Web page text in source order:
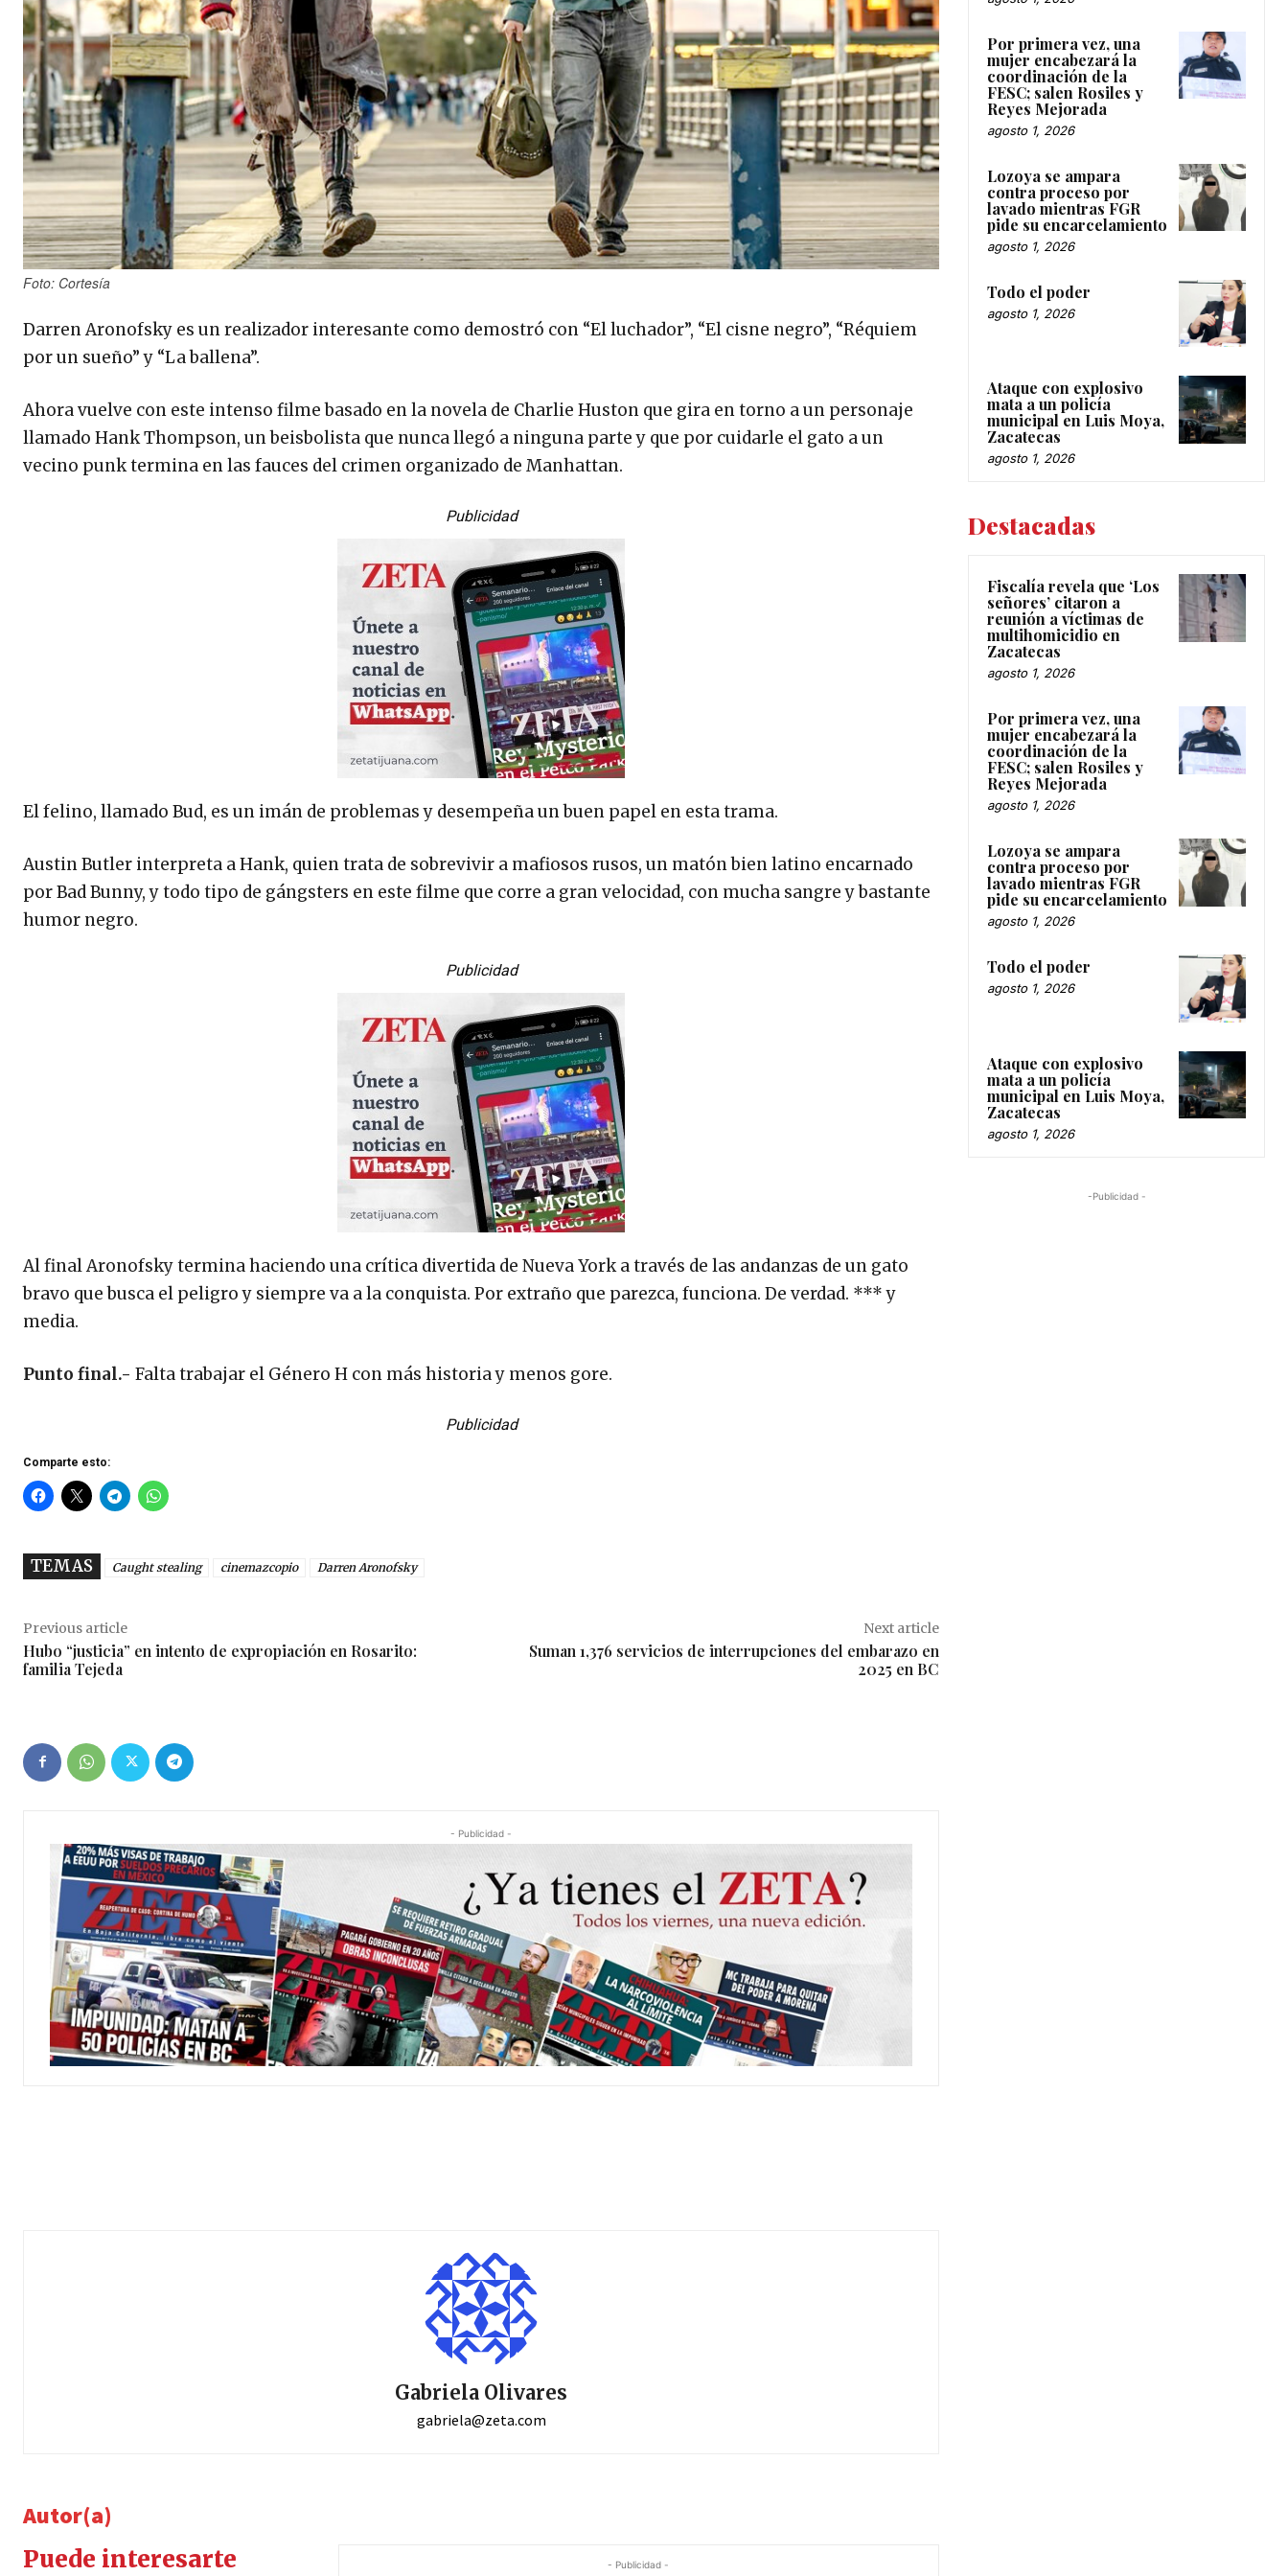
Foto: Cortesía
Darren Aronofsky es un realizador interesante como demostró con “El luchador”, “El cisne negro”, “Réquiem
por un sueño” y “La ballena”.
Ahora vuelve con este intenso filme basado en la novela de Charlie Huston que gira en torno a un personaje
llamado Hank Thompson, un beisbolista que nunca llegó a ninguna parte y que por cuidarle el gato a un
vecino punk termina en las fauces del crimen organizado de Manhattan.
Publicidad
El felino, llamado Bud, es un imán de problemas y desempeña un buen papel en esta trama.
Austin Butler interpreta a Hank, quien trata de sobrevivir a mafiosos rusos, un matón bien latino encarnado
por Bad Bunny, y todo tipo de gángsters en este filme que corre a gran velocidad, con mucha sangre y bastante
humor negro.
Publicidad
Al final Aronofsky termina haciendo una crítica divertida de Nueva York a través de las andanzas de un gato
bravo que busca el peligro y siempre va a la conquista. Por extraño que parezca, funciona. De verdad. *** y
media.
Punto final.- Falta trabajar el Género H con más historia y menos gore.
Publicidad
Comparte esto:
TEMAS Caught stealing cinemazcopio Darren Aronofsky
Previous article
Hubo “justicia” en intento de expropiación en Rosarito:
familia Tejeda
Next article
Suman 1,376 servicios de interrupciones del embarazo en
2025 en BC
- Publicidad -
Gabriela Olivares
gabriela@zeta.com
Autor(a)
Puede interesarte
- Publicidad -
Por primera vez, una
mujer encabezará la
coordinación de la
FESC; salen Rosiles y
Reyes Mejorada
agosto 1, 2026
Lozoya se ampara
contra proceso por
lavado mientras FGR
pide su encarcelamiento
agosto 1, 2026
Todo el poder
agosto 1, 2026
Ataque con explosivo
mata a un policía
municipal en Luis Moya,
Zacatecas
agosto 1, 2026
Destacadas
Fiscalía revela que ‘Los
señores’ citaron a
reunión a víctimas de
multihomicidio en
Zacatecas
agosto 1, 2026
Por primera vez, una
mujer encabezará la
coordinación de la
FESC; salen Rosiles y
Reyes Mejorada
agosto 1, 2026
Lozoya se ampara
contra proceso por
lavado mientras FGR
pide su encarcelamiento
agosto 1, 2026
Todo el poder
agosto 1, 2026
Ataque con explosivo
mata a un policía
municipal en Luis Moya,
Zacatecas
agosto 1, 2026
-Publicidad -